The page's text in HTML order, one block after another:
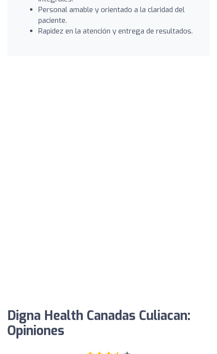
Personal amable y orientado a la claridad del
paciente.
Rapidez en la atención y entrega de resultados.
Digna Health Canadas Culiacan:
Opiniones